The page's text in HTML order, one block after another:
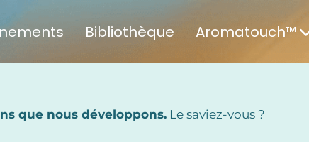
Bibliothèque Aromatouch™
que nous développons. Le saviez-vous ?